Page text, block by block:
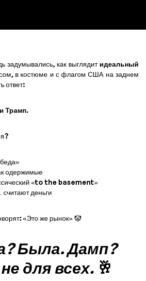
задумывались, как выглядит идеальный
в костюме и с флагом США на заднем
ответ:
Трамп.
одержимые
«to the basement»
деньги
«Это же рынок» 🤡
Была. Дамп?
для всех. 🥂